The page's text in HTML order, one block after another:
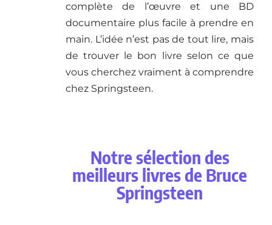
complète de l’œuvre et une BD
documentaire plus facile à prendre en
main. L’idée n’est pas de tout lire, mais
de trouver le bon livre selon ce que
vous cherchez vraiment à comprendre
chez Springsteen.
Notre sélection des
meilleurs livres de Bruce
Springsteen